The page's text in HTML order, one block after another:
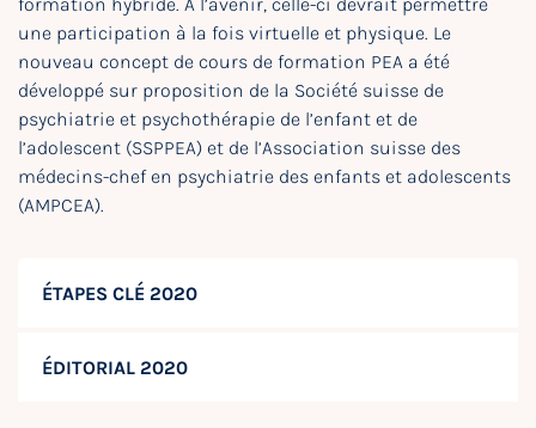
ÉTAPES CLÉ 2020
ÉDITORIAL 2020
une participation à la fois virtuelle et physique. Le
nouveau concept de cours de formation PEA a été
développé sur proposition de la Société suisse de
psychiatrie et psychothérapie de l’enfant et de
l’adolescent (SSPPEA) et de l’Association suisse des
médecins-chef en psychiatrie des enfants et adolescents
(AMPCEA).